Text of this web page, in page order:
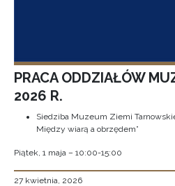
PRACA ODDZIAŁÓW
2026 R.
Siedziba Muzeum Ziemi
Między wiarą a obrzędem”
Piątek, 1 maja – 10:00-15:00
27 kwietnia, 2026